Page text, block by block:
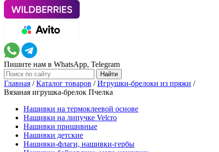
Пишите нам в WhatsApp, Telegram
Главная /Каталог товаров /Игрушки-брелоки из пряжи /
Вязаная игрушка-брелок Пчелка
Нашивки на термоклеевой основе
Нашивки на липучке Velcro
Нашивки пришивные
Нашивки детские
Нашивки-флаги, нашивки-гербы